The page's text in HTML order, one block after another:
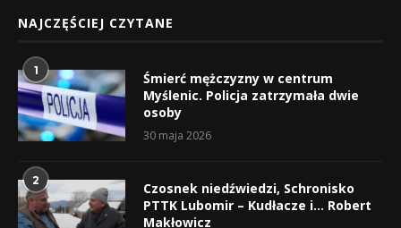
NAJCZĘŚCIEJ CZYTANE
1
Śmierć mężczyzny w centrum
Myślenic. Policja zatrzymała dwie
osoby
30 maja 2026
2
Czosnek niedźwiedzi, Schronisko
PTTK Lubomir – Kudłacze i… Robert
Makłowicz